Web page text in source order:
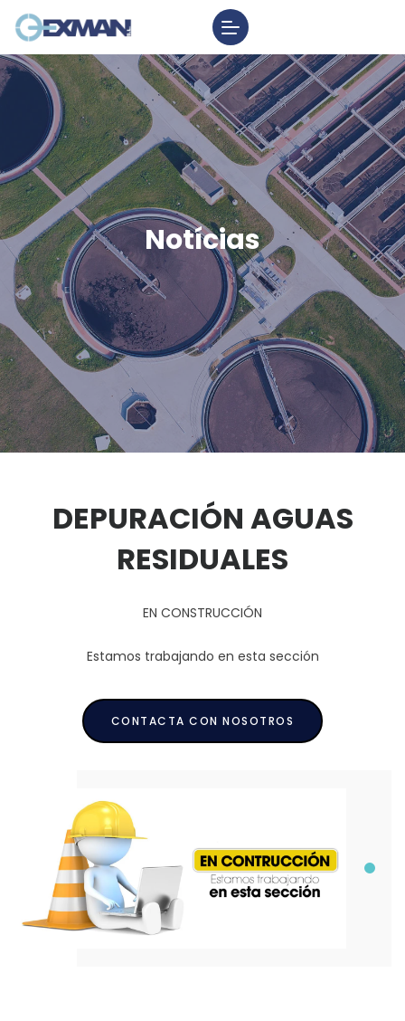
Notícias
DEPURACIÓN AGUAS
RESIDUALES
EN CONSTRUCCIÓN
Estamos trabajando en esta sección
CONTACTA CON NOSOTROS